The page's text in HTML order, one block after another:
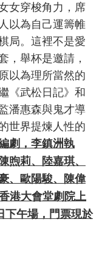
女穿梭角力，席
以為自己運籌帷
局。這裡不是愛
，舉杯是邀請，
以為理所當然的
《武松日記》和
潘惠森與鬼才導
世界提煉人性的
劇，李鎮洲執
莉、陸嘉琪、
、歐陽駿、陳偉
港大會堂劇院上
下午場，門票現於